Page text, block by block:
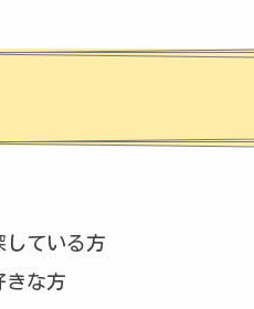
している方
きな方